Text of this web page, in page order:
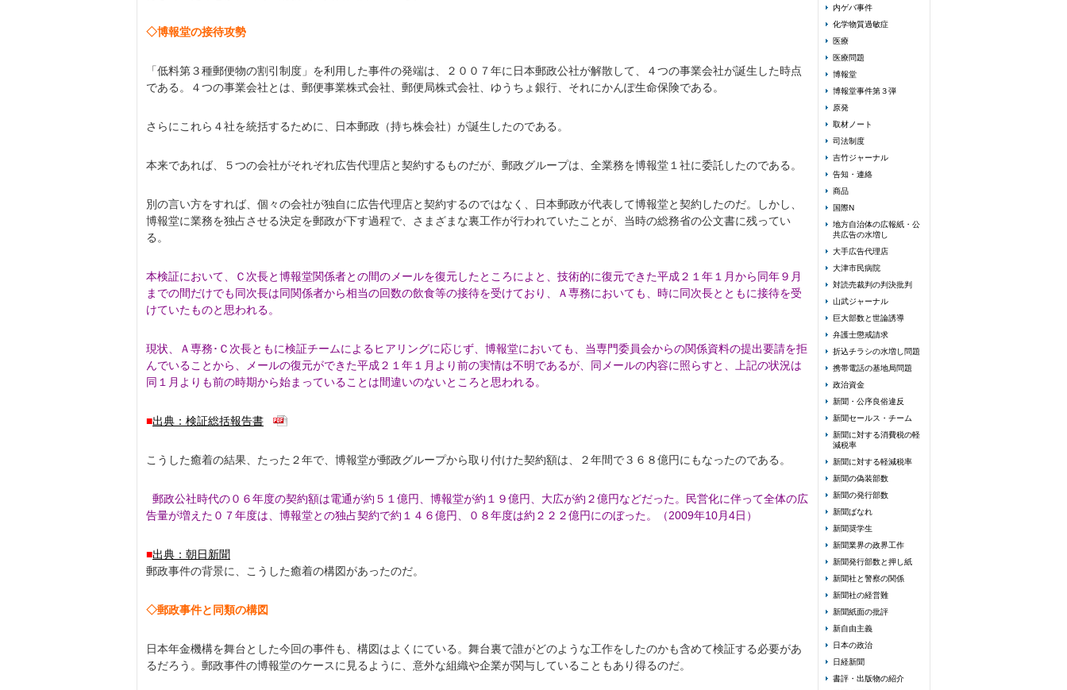
◇博報堂の接待攻勢
「低料第３種郵便物の割引制度」を利用した事件の発端は、２００７年に日本郵政公社が解散して、４つの事業会社が誕生した時点
である。４つの事業会社とは、郵便事業株式会社、郵便局株式会社、ゆうちょ銀行、それにかんぽ生命保険である。
さらにこれら４社を統括するために、日本郵政（持ち株会社）が誕生したのである。
本来であれば、５つの会社がそれぞれ広告代理店と契約するものだが、郵政グループは、全業務を博報堂１社に委託したのである。
別の言い方をすれば、個々の会社が独自に広告代理店と契約するのではなく、日本郵政が代表して博報堂と契約したのだ。しかし、
博報堂に業務を独占させる決定を郵政が下す過程で、さまざまな裏工作が行われていたことが、当時の総務省の公文書に残ってい
る。
本検証において、Ｃ次長と博報堂関係者との間のメールを復元したところによと、技術的に復元できた平成２１年１月から同年９月
までの間だけでも同次長は同関係者から相当の回数の飲食等の接待を受けており、Ａ専務においても、時に同次長とともに接待を受
けていたものと思われる。
現状、Ａ専務･Ｃ次長ともに検証チームによるヒアリングに応じず、博報堂においても、当専門委員会からの関係資料の提出要請を拒
んでいることから、
メールの復元ができた平成２１年１月より前の実情は不明であるが、同メールの内容に照らすと、上記の状況は
同１月よりも前の時期から始まっていることは間違いのないところと思われる。
■出典：検証総括報告書
こうした癒着の結果、たった２年で、博報堂が郵政グループから取り付けた契約額は、２年間で３６８億円にもなったのである。
郵政公社時代の０６年度の契約額は電通が約５１億円、博報堂が約１９億円、大広が約２億円などだった。民営化に伴って全体の広
告量が増えた０７年度は、博報堂との独占契約で約１４６億円、０８年度は約２２２億円にのぼった。（2009年10月4日）
■出典：朝日新聞
郵政事件の背景に、こうした癒着の構図があったのだ。
◇郵政事件と同類の構図
日本年金機構を舞台とした今回の事件も、構図はよくにている。舞台裏で誰がどのような工作をしたのかも含めて検証する必要があ
るだろう。郵政事件の博報堂のケースに見るように、意外な組織や企業が関与していることもあり得るのだ。
内ゲバ事件
化学物質過敏症
医療
医療問題
博報堂
博報堂事件第３弾
原発
取材ノート
司法制度
吉竹ジャーナル
告知・連絡
商品
国際N
地方自治体の広報紙・公
共広告の水増し
大手広告代理店
大津市民病院
対読売裁判の判決批判
山武ジャーナル
巨大部数と世論誘導
弁護士懲戒請求
折込チラシの水増し問題
携帯電話の基地局問題
政治資金
新聞・公序良俗違反
新聞セールス・チーム
新聞に対する消費税の軽
減税率
新聞に対する軽減税率
新聞の偽装部数
新聞の発行部数
新聞ばなれ
新聞奨学生
新聞業界の政界工作
新聞発行部数と押し紙
新聞社と警察の関係
新聞社の経営難
新聞紙面の批評
新自由主義
日本の政治
日経新聞
書評・出版物の紹介